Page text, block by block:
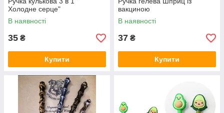
Холодне серце"
В наявності
35 ₴
Купити
вакциною
В наявності
37 ₴
Купити